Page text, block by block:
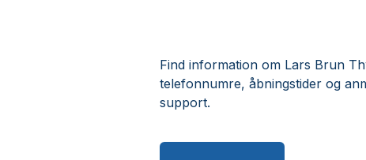
Find information om Lars Brun
telefonnumre, åbningstider og
support.